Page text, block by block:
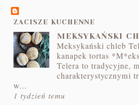
ZACISZE KUCHENNE
MEKSYKAŃSKI
Meksykański chleb
kanapek tortas
Telera to tradycyjne,
charakterystycznymi
w...
1 tydzień temu